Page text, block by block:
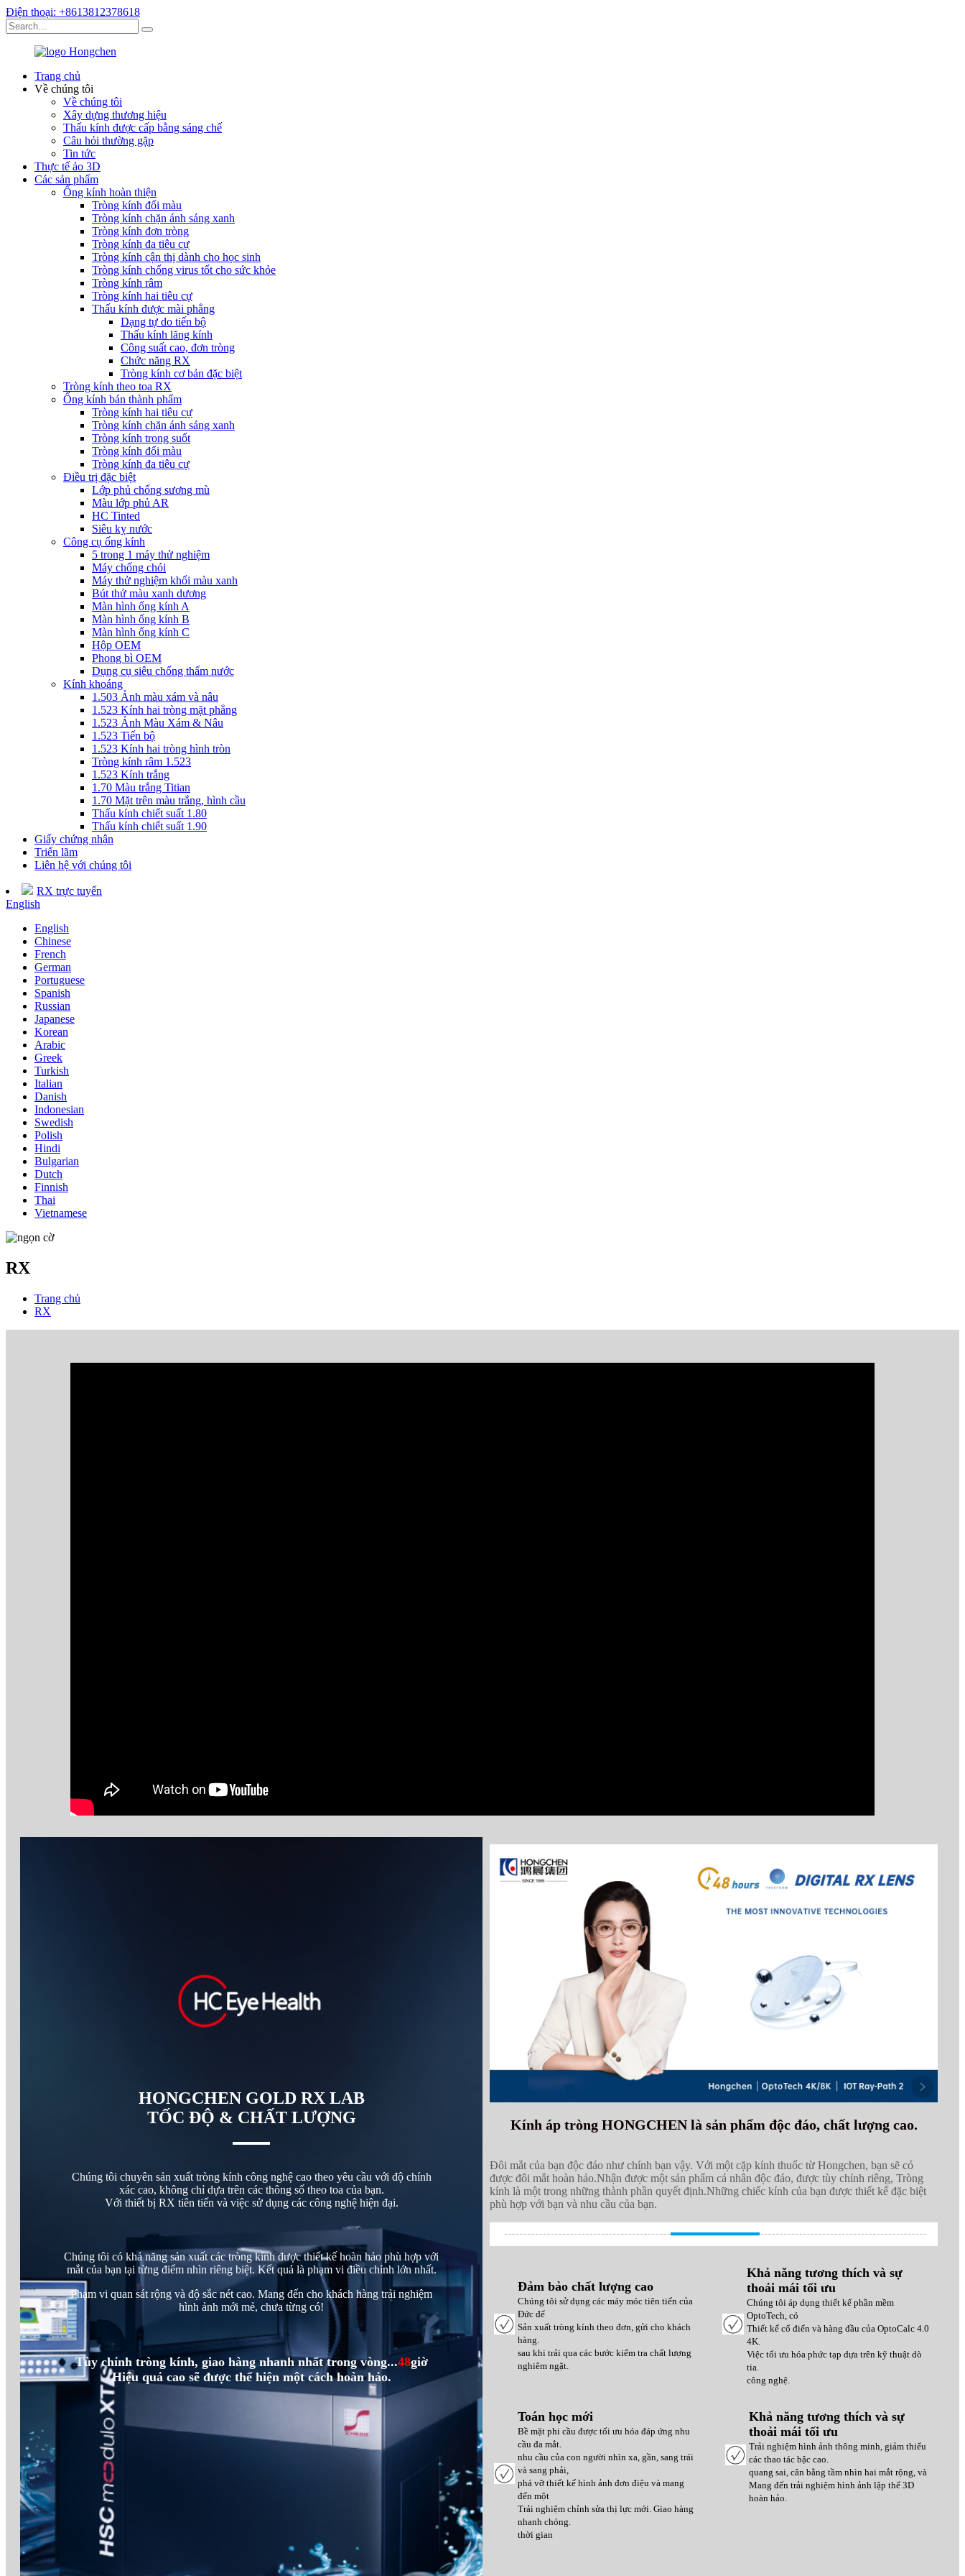
Điện thoại: +8613812378618
Trang chủ
Về chúng tôi
Về chúng tôi
Xây dựng thương hiệu
Thấu kính được cấp bằng sáng chế
Câu hỏi thường gặp
Tin tức
Thực tế ảo 3D
Các sản phẩm
Ống kính hoàn thiện
Tròng kính đổi màu
Tròng kính chặn ánh sáng xanh
Tròng kính đơn tròng
Tròng kính đa tiêu cự
Tròng kính cận thị dành cho học sinh
Tròng kính chống virus tốt cho sức khỏe
Tròng kính râm
Tròng kính hai tiêu cự
Thấu kính được mài phẳng
Dạng tự do tiến bộ
Thấu kính lăng kính
Công suất cao, đơn tròng
Chức năng RX
Tròng kính cơ bản đặc biệt
Tròng kính theo toa RX
Ống kính bán thành phẩm
Tròng kính hai tiêu cự
Tròng kính chặn ánh sáng xanh
Tròng kính trong suốt
Tròng kính đổi màu
Tròng kính đa tiêu cự
Điều trị đặc biệt
Lớp phủ chống sương mù
Màu lớp phủ AR
HC Tinted
Siêu kỵ nước
Công cụ ống kính
5 trong 1 máy thử nghiệm
Máy chống chói
Máy thử nghiệm khối màu xanh
Bút thử màu xanh dương
Màn hình ống kính A
Màn hình ống kính B
Màn hình ống kính C
Hộp OEM
Phong bì OEM
Dụng cụ siêu chống thấm nước
Kính khoáng
1.503 Ảnh màu xám và nâu
1.523 Kính hai tròng mặt phẳng
1.523 Ảnh Màu Xám & Nâu
1.523 Tiến bộ
1.523 Kính hai tròng hình tròn
Tròng kính râm 1.523
1.523 Kính trắng
1.70 Màu trắng Titian
1.70 Mặt trên màu trắng, hình cầu
Thấu kính chiết suất 1.80
Thấu kính chiết suất 1.90
Giấy chứng nhận
Triển lãm
Liên hệ với chúng tôi
RX trực tuyến
English
English
Chinese
French
German
Portuguese
Spanish
Russian
Japanese
Korean
Arabic
Greek
Turkish
Italian
Danish
Indonesian
Swedish
Polish
Hindi
Bulgarian
Dutch
Finnish
Thai
Vietnamese
RX
Trang chủ
RX
HONGCHEN GOLD RX LAB
TỐC ĐỘ & CHẤT LƯỢNG
Chúng tôi chuyên sản xuất tròng kính công nghệ cao theo yêu cầu với độ chính
xác cao, không chỉ dựa trên các thông số theo toa của bạn.
Với thiết bị RX tiên tiến và việc sử dụng các công nghệ hiện đại.
Chúng tôi có khả năng sản xuất các tròng kính được thiết kế hoàn hảo phù hợp với
mắt của bạn tại từng điểm nhìn riêng biệt. Kết quả là phạm vi điều chỉnh lớn nhất.
Phạm vi quan sát rộng và độ sắc nét cao. Mang đến cho khách hàng trải nghiệm
hình ảnh mới mẻ, chưa từng có!
Tùy chỉnh tròng kính, giao hàng nhanh nhất trong vòng...48giờ
Hiệu quả cao sẽ được thể hiện một cách hoàn hảo.
Kính áp tròng HONGCHEN là sản phẩm độc đáo, chất lượng cao.
Đôi mắt của bạn độc đáo như chính bạn vậy. Với một cặp kính thuốc từ Hongchen, bạn sẽ có
được đôi mắt hoàn hảo.Nhận được một sản phẩm cá nhân độc đáo, được tùy chỉnh riêng, Tròng
kính là một trong những thành phần quyết định.Những chiếc kính của bạn được thiết kế đặc biệt
phù hợp với bạn và nhu cầu của bạn.
Đảm bảo chất lượng cao
Chúng tôi sử dụng các máy móc tiên tiến của
Đức để
Sản xuất tròng kính theo đơn, gửi cho khách
hàng.
sau khi trải qua các bước kiểm tra chất lượng
nghiêm ngặt.
Khả năng tương thích và sự
thoải mái tối ưu
Chúng tôi áp dụng thiết kế phần mềm
OptoTech, có
Thiết kế cổ điển và hàng đầu của OptoCalc 4.0
4K.
Việc tối ưu hóa phức tạp dựa trên kỹ thuật dò
tia.
công nghệ.
Toán học mới
Bề mặt phi cầu được tối ưu hóa đáp ứng nhu
cầu đa mắt.
nhu cầu của con người nhìn xa, gần, sang trái
và sang phải,
phá vỡ thiết kế hình ảnh đơn điệu và mang
đến một
Trải nghiệm chỉnh sửa thị lực mới. Giao hàng
nhanh chóng.
thời gian
Khả năng tương thích và sự
thoải mái tối ưu
Trải nghiệm hình ảnh thông minh, giảm thiểu
các thao tác bậc cao.
quang sai, cân bằng tầm nhìn hai mắt rộng, và
Mang đến trải nghiệm hình ảnh lập thể 3D
hoàn hảo.